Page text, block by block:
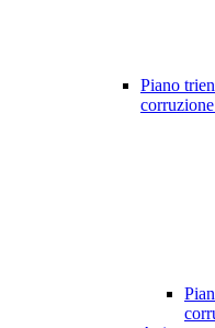
Piano